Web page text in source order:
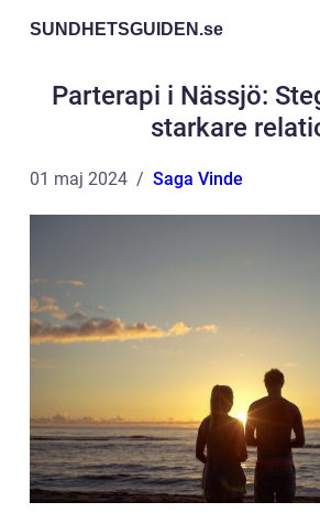
SUNDHETSGUIDEN.se
Parterapi i Nässjö:
starkare
01 maj 2024 Saga Vinde